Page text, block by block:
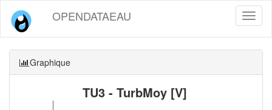
OPENDATAEAU
Graphique
TU3 - TurbMoy [V]